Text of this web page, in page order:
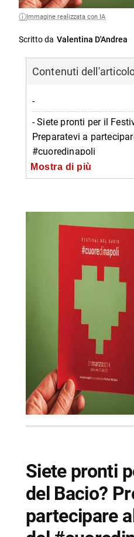
Immagine realizzata con IA
Scritto da Valentina D'Andrea
Contenuti
-
- Siete pronti per il
Preparatevi a
#cuoredinapoli
-- Cos’è il Festival del
-- Eventi “virali” che
del Bacio
-- Cosa succederà il 21
-- #cuoredinapoli
-- Scopri di più da
Mostra di più
Siete pronti
del Bacio?
partecipare